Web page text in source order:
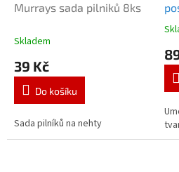
Murrays sada pilniků 8ks
Skladem
39 Kč
Do košíku
Sada pilníků na nehty
5,0
5